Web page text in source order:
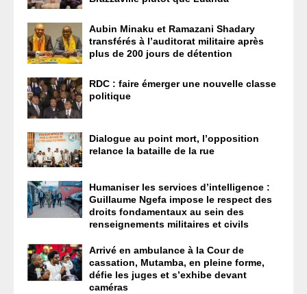
Aubin Minaku et Ramazani Shadary
transférés à l’auditorat militaire après
plus de 200 jours de détention
RDC : faire émerger une nouvelle classe
politique
Dialogue au point mort, l’opposition
relance la bataille de la rue
Humaniser les services d’intelligence :
Guillaume Ngefa impose le respect des
droits fondamentaux au sein des
renseignements militaires et civils
Arrivé en ambulance à la Cour de
cassation, Mutamba, en pleine forme,
défie les juges et s’exhibe devant
caméras